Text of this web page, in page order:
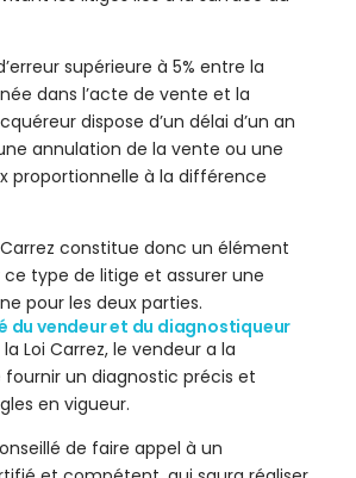
supérieure à 5% entre la
dans l’acte de vente et la
dispose d’un délai d’un an
annulation de la vente ou une
proportionnelle à la différence
constitue donc un élément
type de litige et assurer une
pour les deux parties.
du vendeur et du diagnostiqueur
Loi Carrez, le vendeur a la
fournir un diagnostic précis et
en vigueur.
de faire appel à un